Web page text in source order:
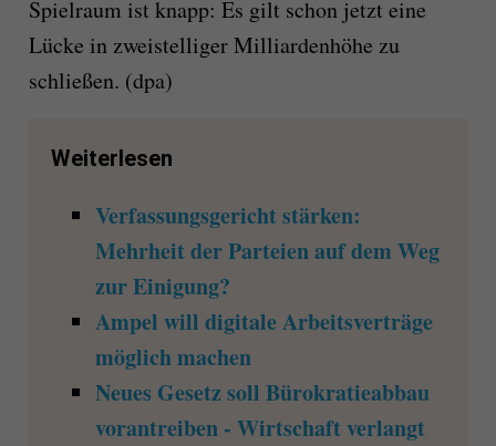
Spielraum ist knapp: Es gilt schon jetzt eine
Lücke in zweistelliger Milliardenhöhe zu
schließen. (dpa)
Weiterlesen
Verfassungsgericht stärken:
Mehrheit der Parteien auf dem Weg
zur Einigung?
Ampel will digitale Arbeitsverträge
möglich machen
Neues Gesetz soll Bürokratieabbau
vorantreiben - Wirtschaft verlangt